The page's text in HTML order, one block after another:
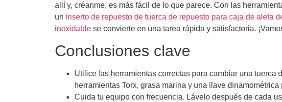
allí y, créanme, es más fácil de lo que parece. Con las
un Inserto de repuesto de tuerca de repuesto para caja de aleta
inoxidable se convierte en una tarea rápida y satisfactoria.
Conclusiones clave
Utilice las herramientas correctas para cambiar una tuerca
herramientas Torx, grasa marina y una llave
Cuida tu equipo con frecuencia. Lávelo después de cada